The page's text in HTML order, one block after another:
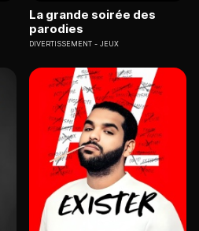
La grande soirée des
parodies
DIVERTISSEMENT JEUX